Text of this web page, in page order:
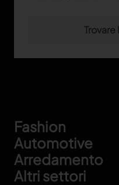
Footer
Fashion
Automotive
Arredamento
Altri settori